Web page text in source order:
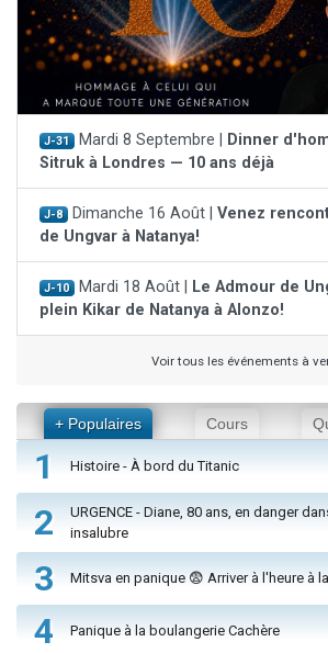
J-31 Mardi 8 Septembre |
Dinner
Sitruk à Londres — 10 ans déjà
J-8 Dimanche 16 Août | Venez
de Ungvar à Natanya!
J-10 Mardi 18 Août |
Le Admour de
plein Kikar de Natanya à Alonzo!
Voir tous les événements à
+ Populaires Cours
1 Histoire - À bord du Titanic
2
URGENCE - Diane, 80 ans, en danger
insalubre
3 Mitsva en panique 😨 Arriver à l'heure à
4 Panique à la boulangerie Cachère